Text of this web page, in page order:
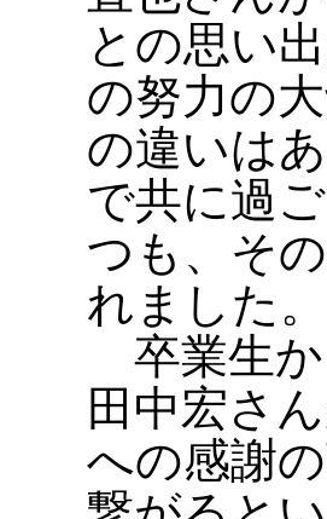
との思い
の努力の
の違いは
で共に過
つも、そ
れました。
卒業生か
田中宏さ
への感謝